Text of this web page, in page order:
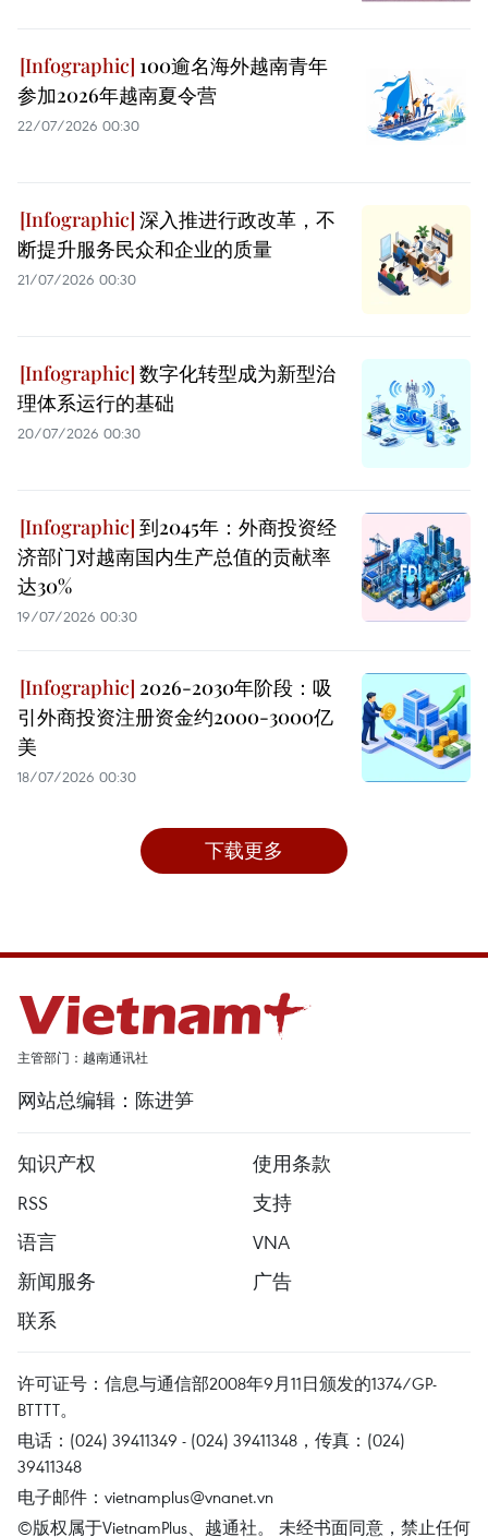
100逾名海外越南青年
参加2026年越南夏令营
22/07/2026 00:30
深入推进行政改革，不
断提升服务民众和企业的质量
21/07/2026 00:30
数字化转型成为新型治
理体系运行的基础
20/07/2026 00:30
到2045年：外商投资经
济部门对越南国内生产总值的贡献率
达30%
19/07/2026 00:30
2026-2030年阶段：吸
引外商投资注册资金约2000-3000亿
美
18/07/2026 00:30
下载更多
主管部门：越南通讯社
网站总编辑：陈进笋
知识产权
使用条款
RSS
支持
语言
VNA
新闻服务
广告
联系
许可证号：信息与通信部2008年9月11日颁发的1374/GP-
BTTTT。
电话：(024) 39411349 - (024) 39411348，传真：(024)
39411348
电子邮件： vietnamplus@vnanet.vn
©版权属于VietnamPlus、越通社。 未经书面同意，禁止任何